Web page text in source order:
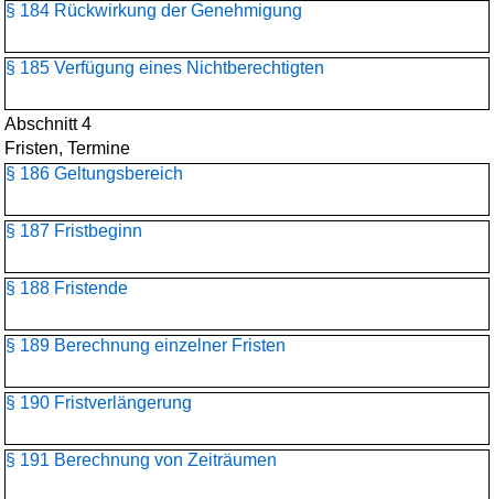
§ 184 Rückwirkung der Genehmigung
§ 185 Verfügung eines Nichtberechtigten
Abschnitt 4
Fristen, Termine
§ 186 Geltungsbereich
§ 187 Fristbeginn
§ 188 Fristende
§ 189 Berechnung einzelner Fristen
§ 190 Fristverlängerung
§ 191 Berechnung von Zeiträumen